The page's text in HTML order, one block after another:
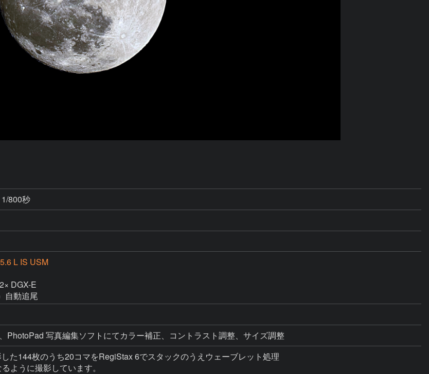
800秒
L IS USM
DGX-E
自動追尾
PhotoPad 写真編集ソフトにてカラー補正、コントラスト調整、サイズ調整
た144枚のうち20コマをRegiStax 6でスタックのうえウェーブレット処理
ように撮影しています。